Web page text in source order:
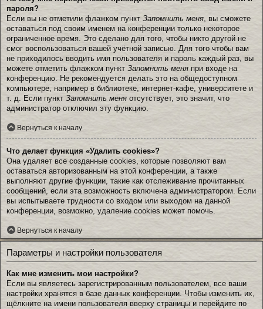
пароля?
Если вы не отметили флажком пункт Запомнить меня , вы сможете
оставаться под своим именем на конференции только некоторое
ограниченное время. Это сделано для того, чтобы никто другой не
смог воспользоваться вашей учётной записью. Для того чтобы вам
не приходилось вводить имя пользователя и пароль каждый раз, вы
можете отметить флажком пункт Запомнить меня при входе на
конференцию. Не рекомендуется делать это на общедоступном
компьютере, например в библиотеке, интернет-кафе, университете и
т. д. Если пункт Запомнить меня отсутствует, это значит, что
администратор отключил эту функцию.
Вернуться к началу
Что делает функция «Удалить cookies»?
Она удаляет все созданные cookies, которые позволяют вам
оставаться авторизованным на этой конференции, а также
выполняют другие функции, такие как отслеживание прочитанных
сообщений, если эта возможность включена администратором. Если
вы испытываете трудности со входом или выходом на данной
конференции, возможно, удаление cookies может помочь.
Вернуться к началу
Параметры и настройки пользователя
Как мне изменить мои настройки?
Если вы являетесь зарегистрированным пользователем, все ваши
настройки хранятся в базе данных конференции. Чтобы изменить их,
щёлкните на имени пользователя вверху страницы и перейдите по